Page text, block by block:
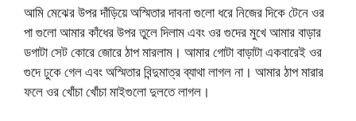
আমি মেঝের উপর দাঁড়িয়ে অস্মিতার দাবনা গুলো ধরে নিজের দিকে টেনে ওর
পা গুলো আমার কাঁধের উপর তুলে দিলাম এবং ওর গুদের মুখে আমার বাড়ার
ডগাটা সেট কোরে জোরে ঠাপ মারলাম। আমার গোটা বাড়াটা একবারেই ওর
গুদে ঢুকে গেল এবং অস্মিতার বিন্দুমাত্র ব্যাথা লাগল না। আমার ঠাপ মারার
ফলে ওর খোঁচা খোঁচা মাইগুলো দুলতে লাগল।